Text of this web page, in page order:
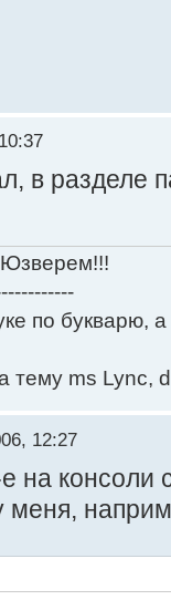
в разделе
по букварю,
тему ms Lync,
12:27
консоли
меня,